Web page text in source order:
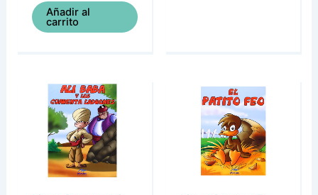
Añadir al
carrito